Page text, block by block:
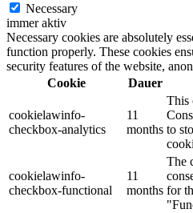
Necessary
immer aktiv
Necessary cookies are absolutely
function properly. These cookies
security features of the website,
Cookie
Dauer
cookielawinfo-
checkbox-analytics
11
months
This
to
cookielawinfo-
checkbox-functional
11
months
The
for